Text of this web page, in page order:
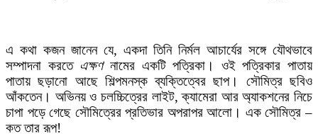
এ কথা কজন জানেন যে, একদা তিনি নির্মল আচার্যের সঙ্গে যৌথভাবে
সম্পাদনা করতে এক্ষণনামের একটি পত্রিকা। ওই পত্রিকার পাতায়
পাতায় ছড়ানো আছে শিল্পমনস্ক ব্যক্তিত্বের ছাপ। সৌমিত্র ছবিও
আঁকতেন। অভিনয় ও চলচ্চিত্রের লাইট, ক্যামেরা আর অ্যাকশনের নিচে
চাপা পড়ে গেছে সৌমিত্রের প্রতিভার অপরাপর আলো। এক সৌমিত্র –
কত তার রূপ!